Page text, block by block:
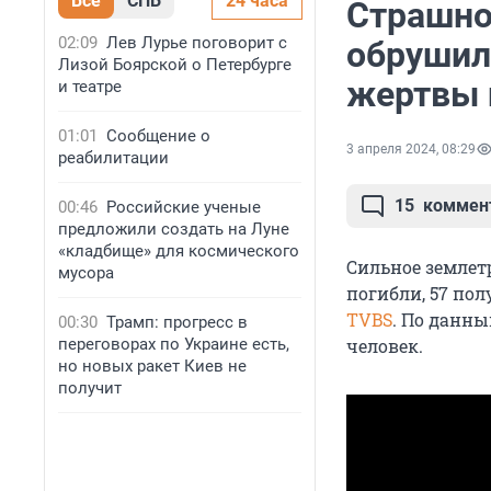
02:09 Лев Лурье поговорит с
Лизой Боярской о Петербурге
и театре
01:01 Сообщение о
реабилитации
00:46 Российские ученые
предложили создать на Луне
«кладбище» для космического
мусора
00:30 Трамп: прогресс в
переговорах по Украине есть,
но новых ракет Киев не
получит
жертвы
3 апреля 2024, 08:29
15
Сильное
погибли, 57
TVBS. По
человек.